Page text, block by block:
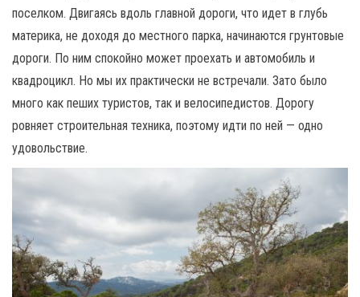
поселком. Двигаясь вдоль главной дороги, что идет в глубь
материка, не доходя до местного парка, начинаются грунтовые
дороги. По ним спокойно может проехать и автомобиль и
квадроцикл. Но мы их практически не встречали. Зато было
много как пеших туристов, так и велосипедистов. Дорогу
ровняет строительная техника, поэтому идти по ней — одно
удовольствие.